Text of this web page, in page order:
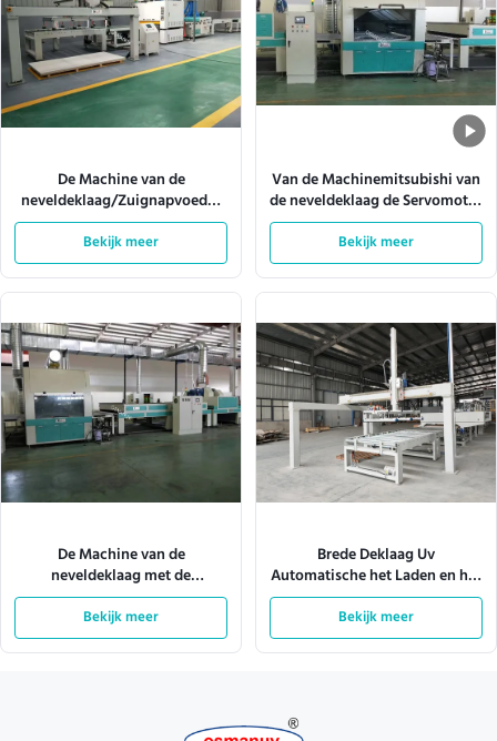
De Machine van de
neveldeklaag/Zuignapvoeder
10m/Min
Bekijk meer
Van de Machinemitsubishi van
de neveldeklaag de Servomotor
W920mm 180m/Min
Bekijk meer
De Machine van de
neveldeklaag met de
Verlichting 380V 28kw van Tec
van het Transportbandsysteem
Bekijk meer
Brede Deklaag Uv
Automatische het Laden en het
Leegmaken Machine 4KW
1600mm
Bekijk meer